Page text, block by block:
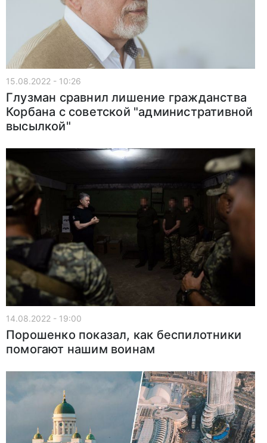
15.08.2022 - 10:26
Глузман сравнил лишение гражданства
Корбана с советской "административной
высылкой"
14.08.2022 - 19:00
Порошенко показал, как беспилотники
помогают нашим воинам